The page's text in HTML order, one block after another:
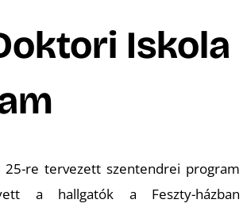
Iskola
re tervezett szentendrei program
a hallgatók a Feszty-házban